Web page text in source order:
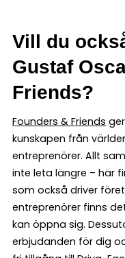
Vill du
Gustaf
Friends?
Founders & Friends
kunskapen från
entreprenörer. Allt
inte leta längre – här
som också driver
entreprenörer finns
kan öppna sig.
erbjudanden för dig